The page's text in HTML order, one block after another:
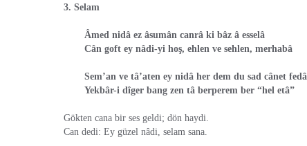
3. Selam
Âmed nidâ ez âsumân canrâ ki bâz â esselâ
Cân goft ey nâdi-yi hoş, ehlen ve sehlen, merhabâ
Sem’an ve tâ’aten ey nidâ her dem du sad cânet fedâ
Yekbâr-i dîger bang zen tâ berperem ber “hel etâ”
Gökten cana bir ses geldi; dön haydi.
Can dedi: Ey güzel nâdi, selam sana.